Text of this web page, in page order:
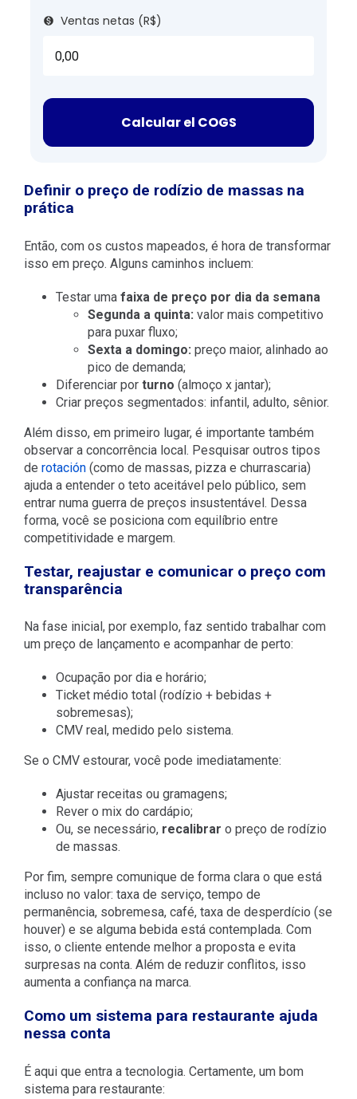
Ventas netas (R$)
Calcular el COGS
Definir o preço de rodízio de massas na
prática
Então, com os custos mapeados, é hora de transformar
isso em preço. Alguns caminhos incluem:
Testar uma faixa de preço por dia da semana
Segunda a quinta: valor mais competitivo
para puxar fluxo;
Sexta a domingo: preço maior, alinhado ao
pico de demanda;
Diferenciar por turno (almoço x jantar);
Criar preços segmentados: infantil, adulto, sênior.
Além disso, em primeiro lugar, é importante também
observar a concorrência local. Pesquisar outros tipos
de rotación(como de massas, pizza e churrascaria)
ajuda a entender o teto aceitável pelo público, sem
entrar numa guerra de preços insustentável. Dessa
forma, você se posiciona com equilíbrio entre
competitividade e margem.
Testar, reajustar e comunicar o preço com
transparência
Na fase inicial, por exemplo, faz sentido trabalhar com
um preço de lançamento e acompanhar de perto:
Ocupação por dia e horário;
Ticket médio total (rodízio + bebidas +
sobremesas);
CMV real, medido pelo sistema.
Se o CMV estourar, você pode imediatamente:
Ajustar receitas ou gramagens;
Rever o mix do cardápio;
Ou, se necessário, recalibrar o preço de rodízio
de massas.
Por fim, sempre comunique de forma clara o que está
incluso no valor: taxa de serviço, tempo de
permanência, sobremesa, café, taxa de desperdício (se
houver) e se alguma bebida está contemplada. Com
isso, o cliente entende melhor a proposta e evita
surpresas na conta. Além de reduzir conflitos, isso
aumenta a confiança na marca.
Como um sistema para restaurante ajuda
nessa conta
É aqui que entra a tecnologia. Certamente, um bom
sistema para restaurante: